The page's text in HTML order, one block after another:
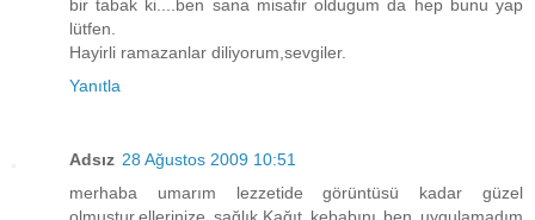
bir tabak ki....ben sana misafir oldugum da hep bunu yap
lütfen.
Hayirli ramazanlar diliyorum,sevgiler.
Yanıtla
Adsız 28 Ağustos 2009 10:51
merhaba umarım lezzetide görüntüsü kadar güzel
olmuştur.ellerinize sağlık.Kağıt kebabını ben uygulamadım